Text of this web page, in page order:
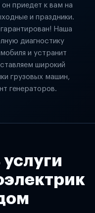
он приедет к вам на
и праздники.
Наша
диагностику
и устранит
широкий
грузовых машин,
генераторов.